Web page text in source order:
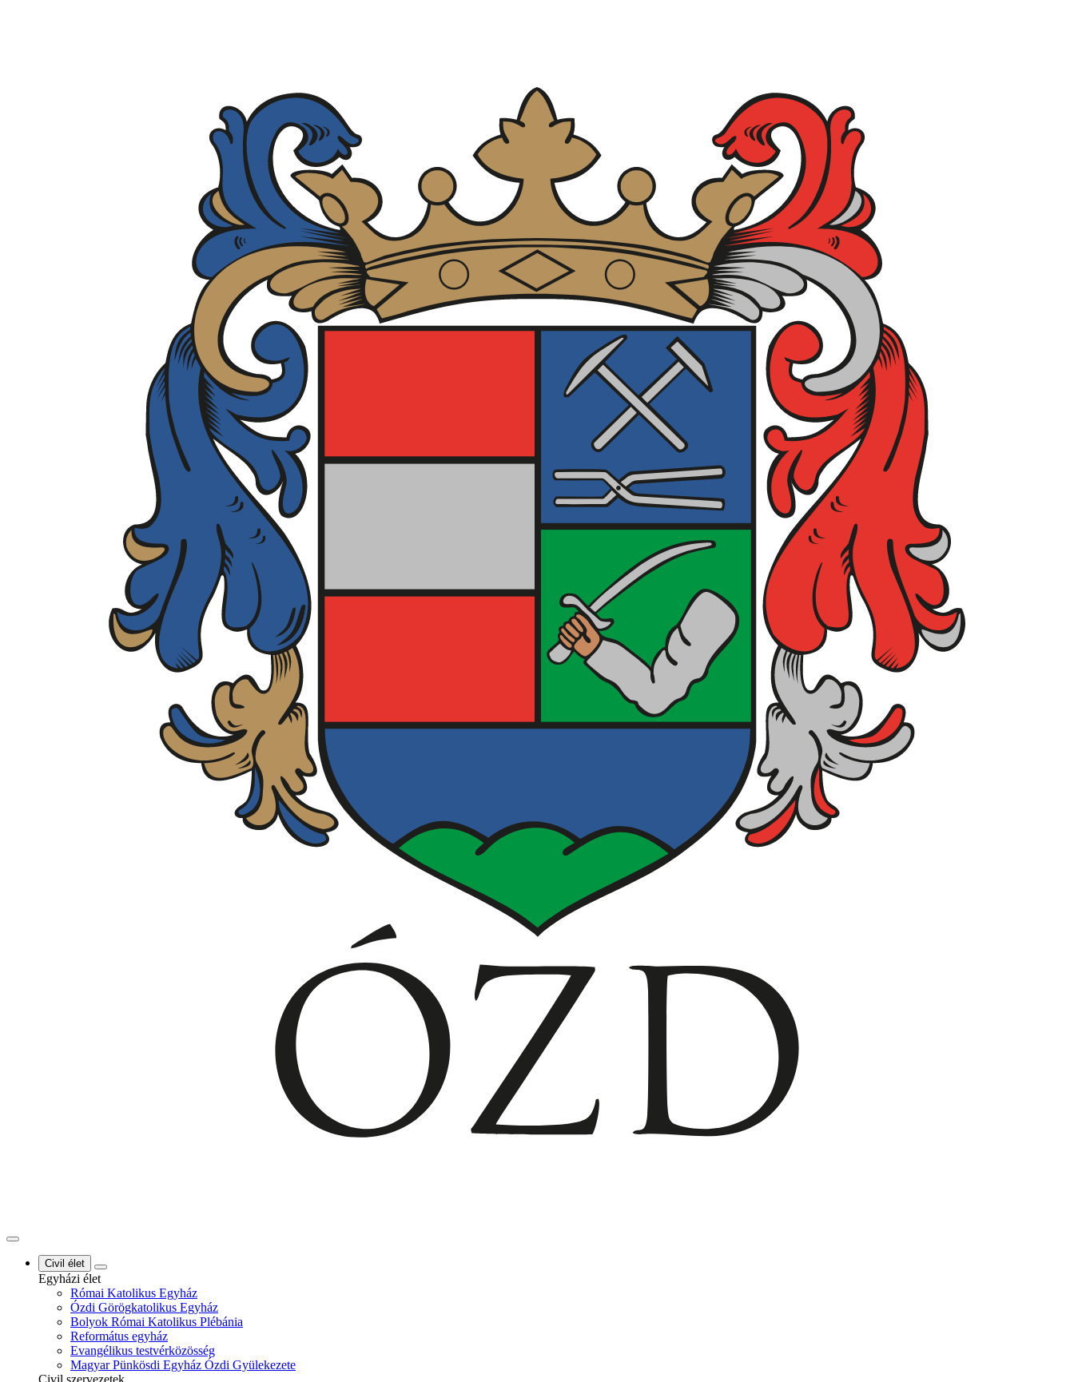
Civil élet
Egyházi élet
Római Katolikus Egyház
Ózdi Görögkatolikus Egyház
Bolyok Római Katolikus Plébánia
Református egyház
Evangélikus testvérközösség
Magyar Pünkösdi Egyház Ózdi Gyülekezete